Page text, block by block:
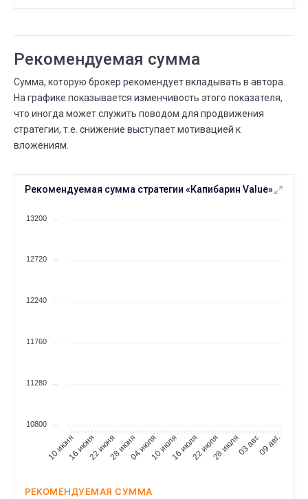
Рекомендуемая сумма
Сумма, которую брокер рекомендует вкладывать в автора.
На графике показывается изменчивость этого показателя,
что иногда может служить поводом для продвижения
стратегии, т.е. снижение выступает мотивацией к
вложениям.
Рекомендуемая сумма стратегии «Капибарин Value»
13200
12720
12240
11760
11280
10800
10 июня16 июня22 июня28 июня04 июля10 июля16 июля22 июля28 июля03 авг.09 авг.
РЕКОМЕНДУЕМАЯ СУММА